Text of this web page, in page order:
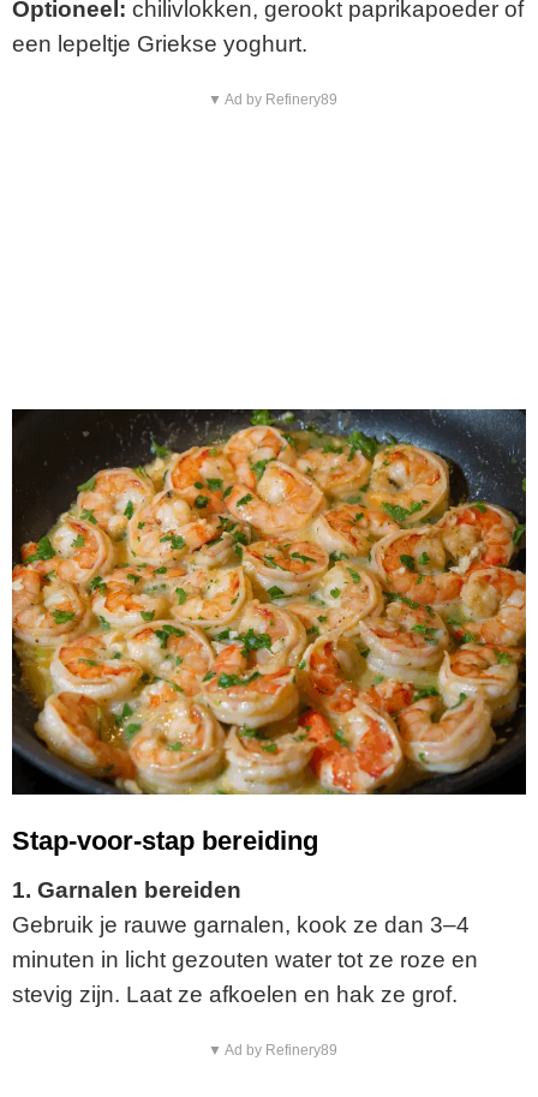
Optioneel: chilivlokken, gerookt paprikapoeder of
een lepeltje Griekse yoghurt.
▼ Ad by Refinery89
Stap-voor-stap bereiding
1. Garnalen bereiden
Gebruik je rauwe garnalen, kook ze dan 3–4
minuten in licht gezouten water tot ze roze en
stevig zijn. Laat ze afkoelen en hak ze grof.
▼ Ad by Refinery89